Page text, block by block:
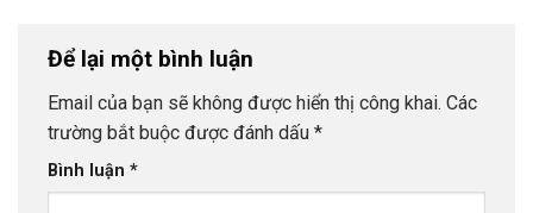
Để lại một bình luận
Email của bạn sẽ không được hiển thị công khai. Các
trường bắt buộc được đánh dấu *
Bình luận *